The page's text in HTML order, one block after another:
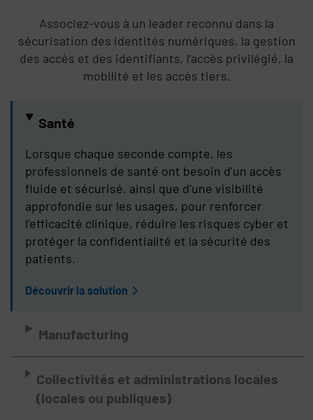
Associez-vous à un leader reconnu dans la
sécurisation des identités numériques, la gestion
des accès et des identifiants, l’accès privilégié, la
mobilité et les accès tiers.
Santé
Lorsque chaque seconde compte, les
professionnels de santé ont besoin d’un accès
fluide et sécurisé, ainsi que d’une visibilité
approfondie sur les usages, pour renforcer
l’efficacité clinique, réduire les risques cyber et
protéger la confidentialité et la sécurité des
patients.
Découvrir la solution
Manufacturing
Collectivités et administrations locales
(locales ou publiques)